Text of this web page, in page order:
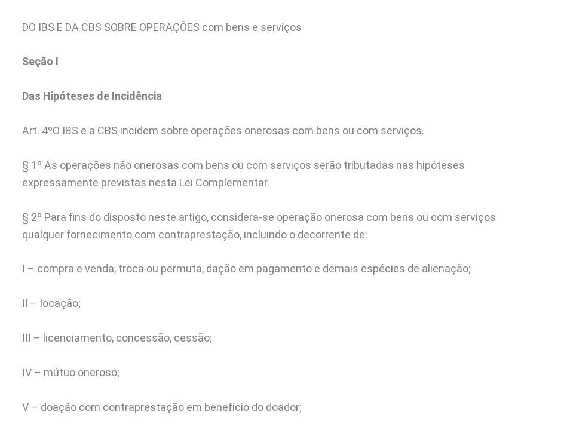
DO IBS E DA CBS SOBRE OPERAÇÕES com bens e serviços
Seção I
Das Hipóteses de Incidência
Art. 4ºO IBS e a CBS incidem sobre operações onerosas com bens ou com serviços.
§ 1º As operações não onerosas com bens ou com serviços serão tributadas nas hipóteses
expressamente previstas nesta Lei Complementar.
§ 2º Para fins do disposto neste artigo, considera-se operação onerosa com bens ou com serviços
qualquer fornecimento com contraprestação, incluindo o decorrente de:
I – compra e venda, troca ou permuta, dação em pagamento e demais espécies de alienação;
II – locação;
III – licenciamento, concessão, cessão;
IV – mútuo oneroso;
V – doação com contraprestação em benefício do doador;